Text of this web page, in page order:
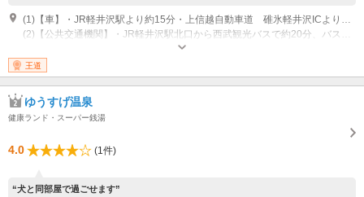
営業：10:00～22:00（最終受付21:15） 休業日：無休（ただし、2022年11
月29日／2023年1月10日～3月24日は臨時休業）
王道
ゆうすげ温泉
健康ランド・スーパー銭湯
4.0 (1件)
“犬と同部屋で過ごせます”